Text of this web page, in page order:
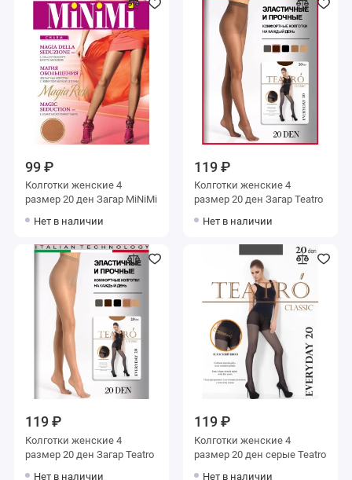
99 ₽
Колготки женские 4
размер 20 ден Загар MiNiMi
Нет в наличии
119 ₽
Колготки женские 4
размер 20 ден Загар Teatro
Нет в наличии
119 ₽
Колготки женские 4
размер 20 ден Загар Teatro
Нет в наличии
119 ₽
Колготки женские 4
размер 20 ден серые Teatro
Нет в наличии